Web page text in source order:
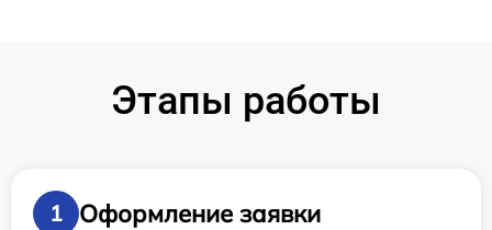
Этапы работы
1
Оформление заявки